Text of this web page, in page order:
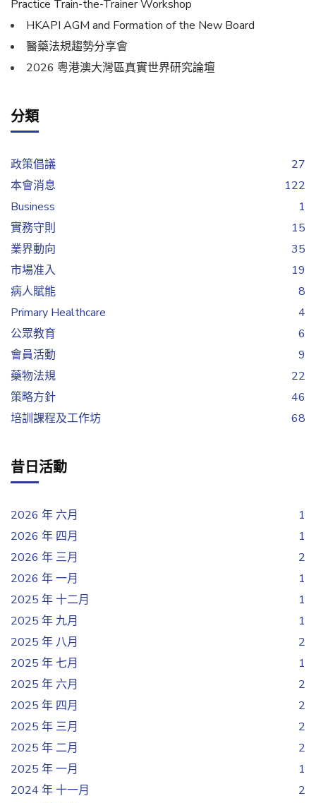
Practice Train-the-Trainer Workshop
HKAPI AGM and Formation of the New Board
醫藥法規趨勢分享會
2026 粵港澳大灣區真實世界研究論壇
分類
政策倡議
27
本會消息
122
Business
1
實務守則
15
業界動向
35
市場准入
19
病人賦能
8
Primary Healthcare
4
公眾教育
6
會員活動
9
藥物法規
22
策略方針
46
培訓課程及工作坊
68
昔日活動
2026 年 六月
1
2026 年 四月
1
2026 年 三月
2
2026 年 一月
1
2025 年 十二月
1
2025 年 九月
1
2025 年 八月
2
2025 年 七月
1
2025 年 六月
2
2025 年 四月
2
2025 年 三月
2
2025 年 二月
2
2025 年 一月
1
2024 年 十一月
2